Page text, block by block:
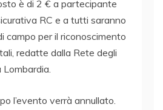
è di 2 € a partecipante
RC e a tutti saranno
campo per il riconoscimento
redatte dalla Rete degli
l’evento verrà annullato.